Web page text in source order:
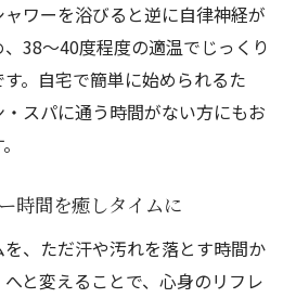
宅シャワーが人気な背景とは
見るシャワーケアの効果
が女性におすすめされる理由
ャワー活用のメリットを解説
の新定番テクニックを紹介
実践する温活シャワー習慣
自宅シャワーケア方法とは
ワーを浴びると逆に自律神経が
38～40度程度の適温でじっくり
。自宅で簡単に始められるた
スパに通う時間がない方にもお
時間を癒しタイムに
、ただ汗や汚れを落とす時間か
と変えることで、心身のリフレ